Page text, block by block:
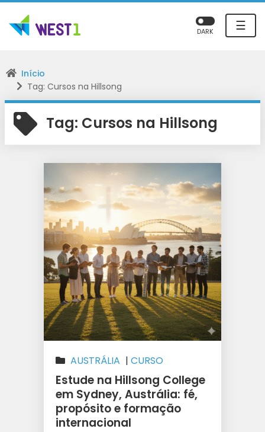
☰
DARK
Início
Tag: Cursos na Hillsong
Tag: Cursos na Hillsong
AUSTRÁLIA | CURSO
SUPERIOR NA AUSTRÁLIA |
ESTUDAR NA AUSTRÁLIA |
ESTUDAR NA HILLSONG |
ESTUDOS E TRABALHO
Estude na Hillsong College
em Sydney, Austrália: fé,
propósito e formação
internacional